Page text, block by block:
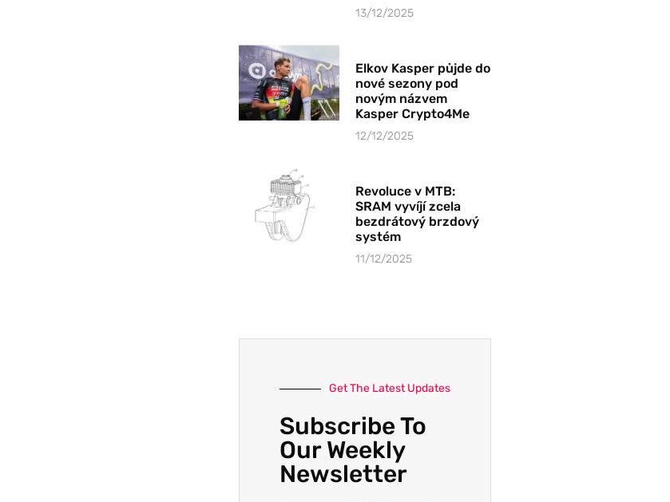
13/12/2025
Elkov Kasper půjde do
nové sezony pod
novým názvem
Kasper Crypto4Me
12/12/2025
Revoluce v MTB:
SRAM vyvíjí zcela
bezdrátový brzdový
systém
11/12/2025
Get The Latest Updates
Subscribe To
Our Weekly
Newsletter